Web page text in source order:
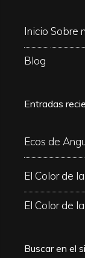
Inicio Sobre
Blog
Entradas
Ecos de
El Color de
El Color de
Buscar en el